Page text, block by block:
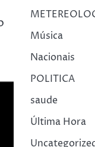
Música
Nacionais
POLITICA
saude
Última Hora